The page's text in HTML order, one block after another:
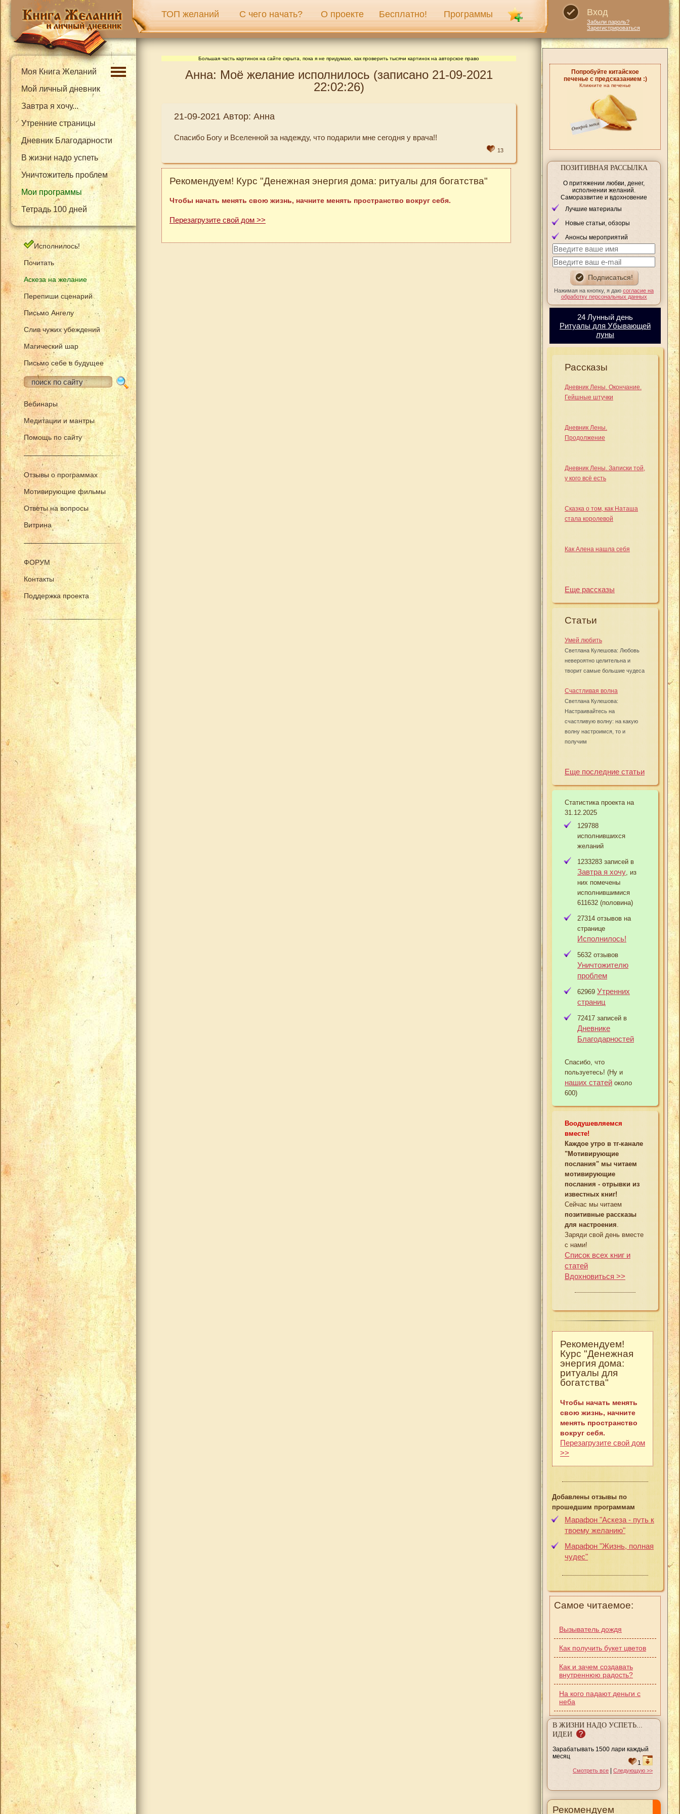
ТОП желаний С чего начать? О проекте Бесплатно! Программы Вход
Забыли пароль?
Зарегистрироваться
Моя Книга Желаний
Мой личный дневник
Завтра я хочу...
Утренние страницы
Дневник Благодарности
В жизни надо успеть
Уничтожитель проблем
Мои программы
Тетрадь 100 дней
Исполнилось!
Почитать
Аскеза на желание
Перепиши сценарий
Письмо Ангелу
Слив чужих убеждений
Магический шар
Письмо себе в будущее
Вебинары
Медитации и мантры
Помощь по сайту
Отзывы о программах
Мотивирующие фильмы
Ответы на вопросы
Витрина
ФОРУМ
Контакты
Поддержка проекта
Большая часть картинок на сайте скрыта, пока я не придумаю, как проверить тысячи картинок на авторское право
Анна: Моё желание исполнилось (записано 21-09-2021
22:02:26)
21-09-2021 Автор: Анна
Спасибо Богу и Вселенной за надежду, что подарили мне сегодня у врача!!
13
Рекомендуем! Курс "Денежная энергия дома: ритуалы для богатства"
Чтобы начать менять свою жизнь, начните менять пространство вокруг себя.
Перезагрузите свой дом >>
Попробуйте китайское
печенье с предсказанием :)
Кликните на печенье
ПОЗИТИВНАЯ РАССЫЛКА
О притяжении любви, денег,
исполнении желаний.
Саморазвитие и вдохновение
Лучшие материалы
Новые статьи, обзоры
Анонсы мероприятий
Нажимая на кнопку, я даю согласие на
обработку персональных данных
24 Лунный день
Ритуалы для Убывающей
луны
Рассказы
Дневник Лены. Окончание.
Гейшные штучки
Дневник Лены.
Продолжение
Дневник Лены. Записки той,
у кого всё есть
Сказка о том, как Наташа
стала королевой
Как Алена нашла себя
Еще рассказы
Статьи
Умей любить
Светлана Кулешова: Любовь
невероятно целительна и
творит самые большие чудеса
Счастливая волна
Светлана Кулешова:
Настраивайтесь на
счастливую волну: на какую
волну настроимся, то и
получим
Еще последние статьи
Статистика проекта на
31.12.2025
129788
исполнившихся
желаний
1233283 записей в
Завтра я хочу , из
них помечены
исполнившимися
611632 (половина)
27314 отзывов на
странице
Исполнилось!
5632 отзывов
Уничтожителю
проблем
62969 Утренних
страниц
72417 записей в
Дневнике
Благодарностей
Спасибо, что
пользуетесь! (Ну и
наших статей около
600)
Воодушевляемся
вместе!
Каждое утро в тг-канале
"Мотивирующие
послания" мы читаем
мотивирующие
послания - отрывки из
известных книг!
Сейчас мы читаем
позитивные рассказы
для настроения
Заряди свой день вместе
с нами!
Список всех книг и
статей
Вдохновиться >>
Рекомендуем!
Курс "Денежная
энергия дома:
ритуалы для
богатства"
Чтобы начать менять
свою жизнь, начните
менять пространство
вокруг себя.
Перезагрузите свой дом
>>
Добавлены отзывы по
прошедшим программам
Марафон "Аскеза - путь к
твоему желанию"
Марафон "Жизнь, полная
чудес"
Самое читаемое:
Вызыватель дождя
Как получить букет цветов
Как и зачем создавать
внутреннюю радость?
На кого падают деньги с
неба
В ЖИЗНИ НАДО УСПЕТЬ...
ИДЕИ
?
Зарабатывать 1500 лари каждый
месяц
1
Смотреть все | Следующую >>
Рекомендуем